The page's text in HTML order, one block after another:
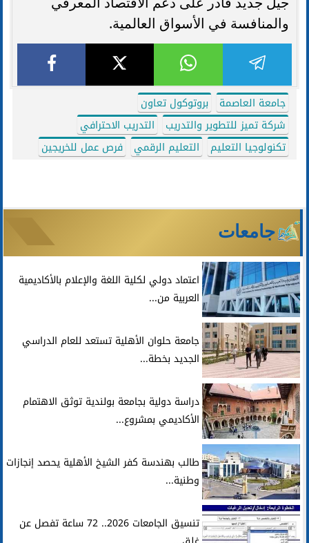
والمنافسة في الأسواق العالمية.
جامعة العاصمة
بروتوكول تعاون
شركة تميز للتطوير والتدريب
التدريب الاحترافي
تكنولوجيا التعليم
التعليم الرقمي فرص عمل للخريجين
جامعات
اعتماد دولي لكلية اللغة والإعلام بالأكاديمية
العربية من...
جامعة حلوان الأهلية تستعد للعام الدراسي
الجديد بخطة...
دراسة دولية بجامعة بولندية توثق الاهتمام
الأكاديمي بمشروع...
طالب بهندسة كفر الشيخ الأهلية يحصد إنجازات
وطنية...
تنسيق الجامعات 2026.. 72 ساعة تفصل عن